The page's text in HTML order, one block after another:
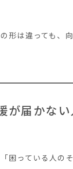
形は違っても、
が届かな
困っている人の